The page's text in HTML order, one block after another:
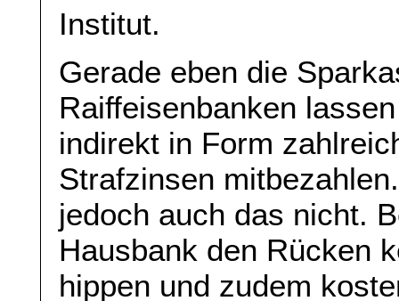
Institut.
Gerade eben die
Raiffeisenbanken
indirekt in Form
Strafzinsen
jedoch auch das nicht.
Hausbank den Rücken
hippen und zudem